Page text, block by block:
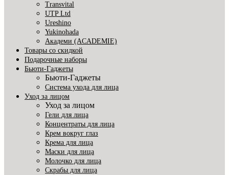
Transvital
UTP Ltd
Ureshino
Yukinohada
Академи (ACADEMIE)
Товары со скидкой
Подарочные наборы
Бьюти-Гаджеты
Бьюти-Гаджеты
Система ухода для лица
Уход за лицом
Уход за лицом
Гели для лица
Концентраты для лица
Крем вокруг глаз
Крема для лица
Маски для лица
Молочко для лица
Скрабы для лица